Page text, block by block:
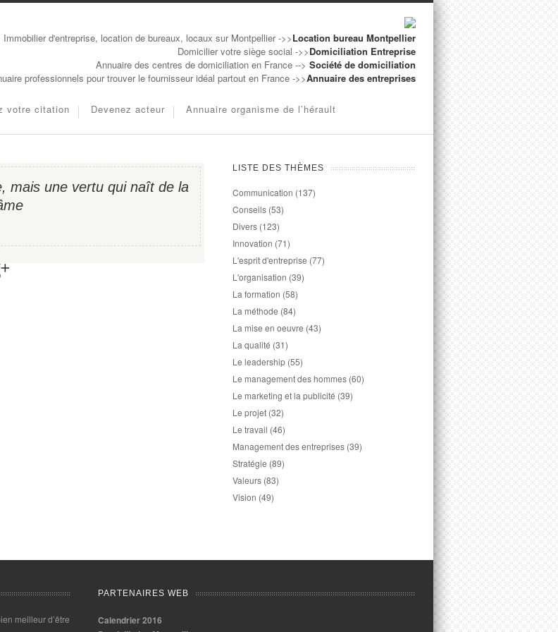
Immobilier d'entreprise, location de bureaux, locaux sur Montpellier ->>Location bureau Montpellier
Domicilier votre siège social ->>Domiciliation Entreprise
Annuaire des centres de domiciliation en France --> Société de domiciliation
professionnels pour trouver le fournisseur idéal partout en France ->>Annuaire des entreprises
votre citation Devenez acteur Annuaire organisme de l’hérault
mais une vertu qui naît de la
LISTE DES THÈMES
Communication (137)
Conseils (53)
Divers (123)
Innovation (71)
L'esprit d'entreprise (77)
L'organisation (39)
La formation (58)
La méthode (84)
La mise en oeuvre (43)
La qualité (31)
Le leadership (55)
Le management des hommes (60)
Le marketing et la publicité (39)
Le projet (32)
Le travail (46)
Management des entreprises (39)
Stratégie (89)
Valeurs (83)
Vision (49)
meilleur d’être
PARTENAIRES WEB
Calendrier 2016